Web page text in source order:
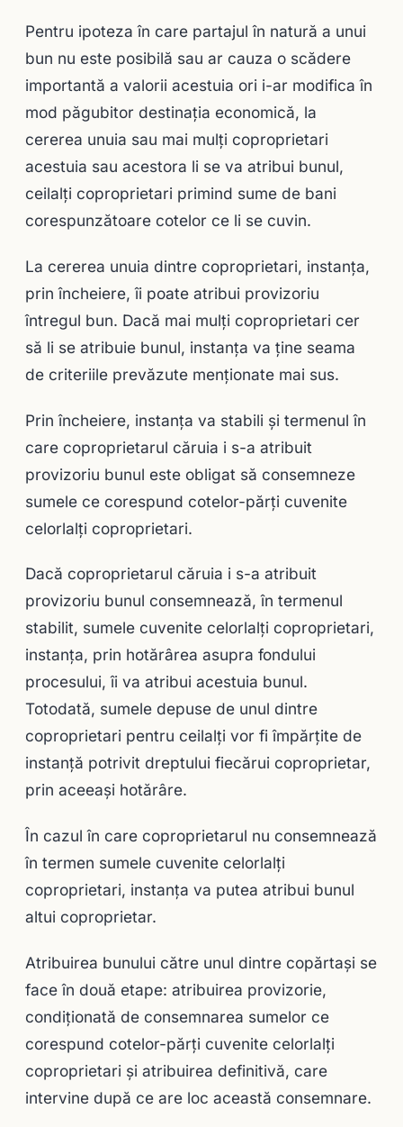
Pentru ipoteza în care partajul în natură a unui
bun nu este posibilă sau ar cauza o scădere
importantă a valorii acestuia ori i-ar modifica în
mod păgubitor destinaţia economică, la
cererea unuia sau mai mulţi coproprietari
acestuia sau acestora li se va atribui bunul,
ceilalţi coproprietari primind sume de bani
corespunzătoare cotelor ce li se cuvin.
La cererea unuia dintre coproprietari, instanţa,
prin încheiere, îi poate atribui provizoriu
întregul bun. Dacă mai mulţi coproprietari cer
să li se atribuie bunul, instanţa va ţine seama
de criteriile prevăzute menţionate mai sus.
Prin încheiere, instanţa va stabili şi termenul în
care coproprietarul căruia i s-a atribuit
provizoriu bunul este obligat să consemneze
sumele ce corespund cotelor-părţi cuvenite
celorlalţi coproprietari.
Dacă coproprietarul căruia i s-a atribuit
provizoriu bunul consemnează, în termenul
stabilit, sumele cuvenite celorlalţi coproprietari,
instanţa, prin hotărârea asupra fondului
procesului, îi va atribui acestuia bunul.
Totodată, sumele depuse de unul dintre
coproprietari pentru ceilalţi vor fi împărţite de
instanţă potrivit dreptului fiecărui coproprietar,
prin aceeaşi hotărâre.
În cazul în care coproprietarul nu consemnează
în termen sumele cuvenite celorlalţi
coproprietari, instanţa va putea atribui bunul
altui coproprietar.
Atribuirea bunului către unul dintre copărtaşi se
face în două etape: atribuirea provizorie,
condiţionată de consemnarea sumelor ce
corespund cotelor-părţi cuvenite celorlalţi
coproprietari şi atribuirea definitivă, care
intervine după ce are loc această consemnare.